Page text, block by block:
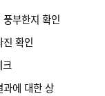
부한지 확인
진 확인
크
에 대한 상